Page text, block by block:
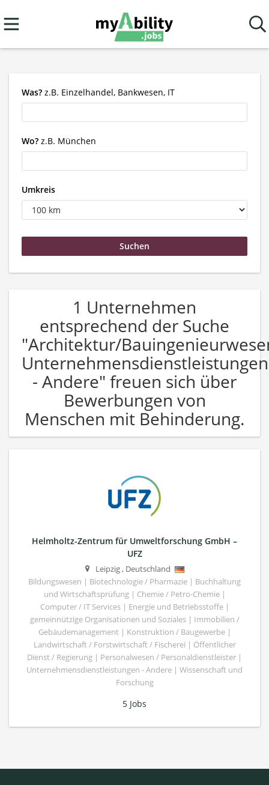
Was? z.B. Einzelhandel, Bankwesen, IT
Wo? z.B. München
Umkreis
1 Unternehmen
entsprechend der Suche
"Architektur/
Unternehmensdienstleistungen
- Andere" freuen sich über
Bewerbungen von
Menschen mit Behinderung.
Helmholtz-Zentrum für Umweltforschung GmbH –
UFZ
Leipzig, Deutschland
Bildungswesen | Biotechnologie / Pharmazie | Buchhaltung
und Wirtschaftsprüfung | Chemie / Petro-Chemie |
Computer / IT Services | Energie und Betriebsstoffe |
gemeinnützige Organisationen und Soziales | Immobilien /
Gebäudemanagement | Konstruktion / Baugewerbe |
Landwirtschaft / Forstwirtschaft / Fischerei | Öffentlicher
Dienst / Regierung | Personalwesen / Personaldienstleister |
Unternehmensdienstleistungen - Andere | Wissenschaft und
Forschung
5 Jobs